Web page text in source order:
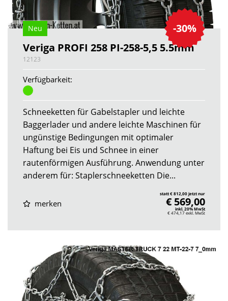
-30%
Neu
Veriga PROFI 258 PI-258-5,5 5.5mm
12123
Verfügbarkeit:
Schneeketten für Gabelstapler und leichte
Baggerlader und andere leichte Maschinen für
ungünstige Bedingungen mit optimaler
Haftung bei Eis und Schnee in einer
rautenförmigen Ausführung. Anwendung unter
anderem für: Staplerschneeketten Die...
merken
statt € 812,00 jetzt nur
€ 569,00
inkl. 20% MwSt
€ 474,17exkl. MwSt